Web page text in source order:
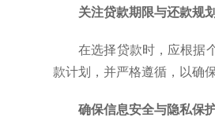
关注贷款期限与还款规划
在选择贷款时，应根据
款计划，并严格遵循，以确
确保信息安全与隐私保